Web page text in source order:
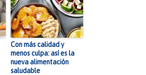
Con más calidad y
menos culpa: así es la
nueva alimentación
saludable